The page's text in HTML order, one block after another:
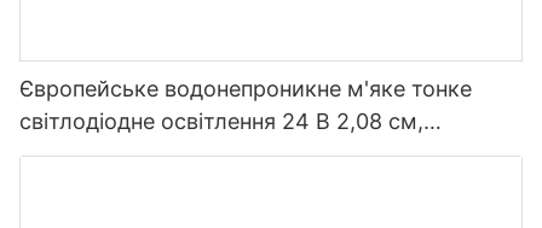
Європейське водонепроникне м'яке тонке
світлодіодне освітлення 24 В 2,08 см,
різальний блок, без темних плям, заводське